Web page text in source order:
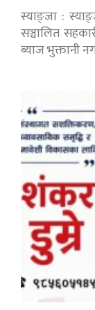
स्याङ्जा :
सञ्चालित
ब्याज भुक्तानी